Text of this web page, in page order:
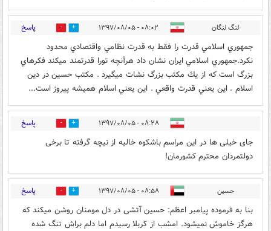
لنگ لنگان ۰۸:۰۲ - ۱۳۹۷/۰۸/۰۵ 27 پاسخ
جمهوري اسلامي قدرت را فقط به قدرت نظامي واقتصادي محدود
نكرد.جمهوري اسلامي ايران نشان داد هرآنچه تورا قدرتمند ميكند فكرهاي
بزرگ است كه از يك مكتب بزرگ نشات ميگيرد . مكتب حسين در دين
اسلام . اين يعني قدرت واقعي . اين يعني اسلام هميشه پيروز است...
۰۸:۲۸ - ۱۳۹۷/۰۸/۰۵ 11 پاسخ
جای خیلی ها در این مراسم باشکوه خالیه از نیچه گرفته تا برخی
دولتمردان محترم کشورمان!
حسین ۰۸:۵۸ - ۱۳۹۷/۰۸/۰۵ 28 پاسخ
بنا به فرموده پیامبر اعظم: حسین آتشی در دل مومنان روشن میکند که
هرگز خاموش نمیشود. امشب از کربلا رسیدم اما دلم براش تنگ شده